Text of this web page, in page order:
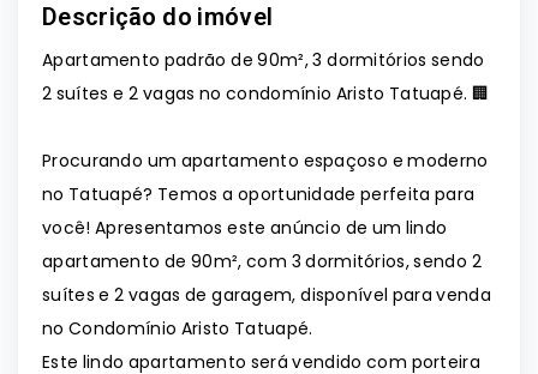
Descrição do imóvel
Apartamento padrão de 90m², 3 dormitórios sendo
2 suítes e 2 vagas no condomínio Aristo Tatuapé. 🏢
Procurando um apartamento espaçoso e moderno
no Tatuapé? Temos a oportunidade perfeita para
você! Apresentamos este anúncio de um lindo
apartamento de 90m², com 3 dormitórios, sendo 2
suítes e 2 vagas de garagem, disponível para venda
no Condomínio Aristo Tatuapé.
Este lindo apartamento será vendido com porteira